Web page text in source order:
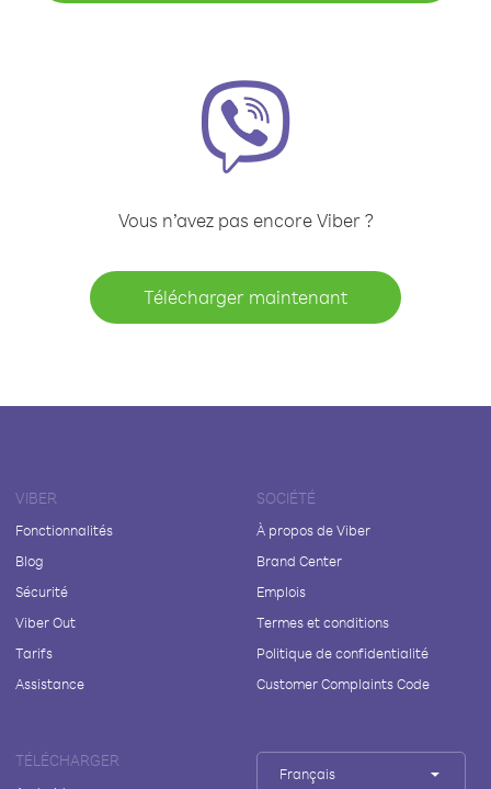
Vous n’avez pas encore Viber ?
Télécharger maintenant
VIBER
Fonctionnalités
Blog
Sécurité
Viber Out
Tarifs
Assistance
SOCIÉTÉ
À propos de Viber
Brand Center
Emplois
Termes et conditions
Politique de confidentialité
Customer Complaints Code
TÉLÉCHARGER
Français